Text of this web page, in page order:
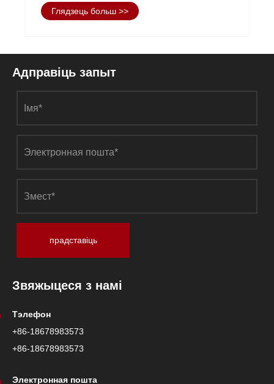
прадпрыемстваў у горадзе Ціндао
Глядзець больш >>
Адправіць запыт
прадставіць
Звяжыцеся з намі
Тэлефон
+86-18678983573
+86-18678983573
Электронная пошта